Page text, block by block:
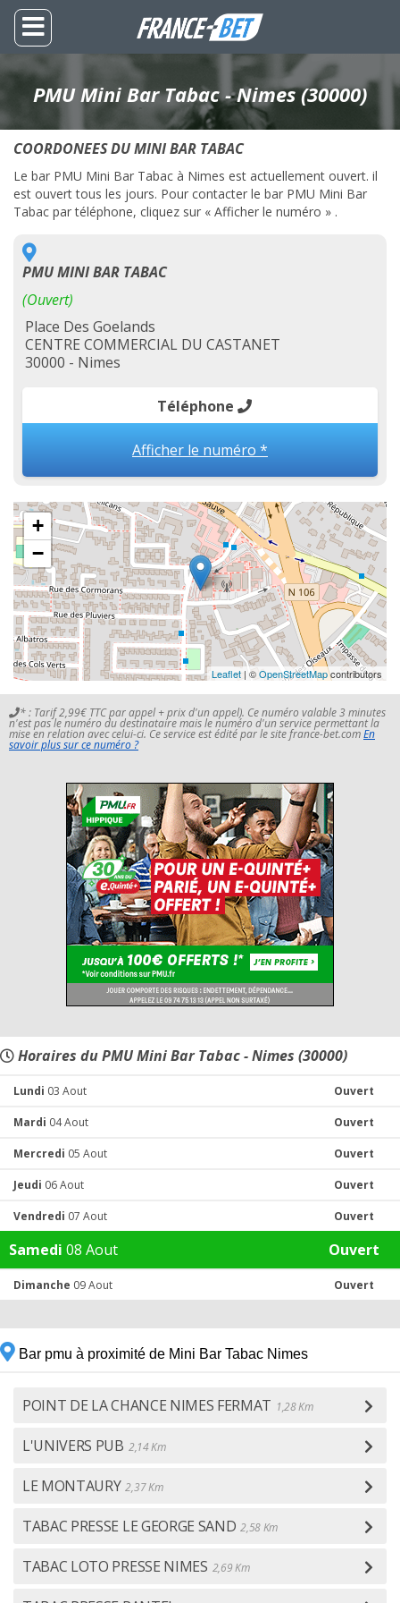
PMU Mini Bar Tabac - Nimes (30000)
COORDONEES DU MINI BAR TABAC
Le bar PMU Mini Bar Tabac à Nimes est actuellement ouvert. il
est ouvert tous les jours. Pour contacter le bar PMU Mini Bar
Tabac par téléphone, cliquez sur « Afficher le numéro » .
PMU MINI BAR TABAC
(Ouvert)
Place Des Goelands
CENTRE COMMERCIAL DU CASTANET
30000 - Nimes
Téléphone
Afficher le numéro *
+
−
Leaflet | ©OpenStreetMapcontributors
* : Tarif 2,99€ TTC par appel + prix d'un appel). Ce numéro valable 3 minutes
n'est pas le numéro du destinataire mais le numéro d'un service permettant la
mise en relation avec celui-ci. Ce service est édité par le site france-bet.comEn
savoir plus sur ce numéro ?
Horaires du PMU Mini Bar Tabac - Nimes (30000)
Lundi 03 Aout Ouvert
Mardi 04 Aout Ouvert
Mercredi 05 Aout Ouvert
Jeudi 06 Aout Ouvert
Vendredi 07 Aout Ouvert
Samedi 08 Aout Ouvert
Dimanche 09 Aout Ouvert
Bar pmu à proximité de Mini Bar Tabac Nimes
POINT DE LA CHANCE NIMES FERMAT 1,28 Km
L'UNIVERS PUB 2,14 Km
LE MONTAURY 2,37 Km
TABAC PRESSE LE GEORGE SAND 2,58 Km
TABAC LOTO PRESSE NIMES 2,69 Km